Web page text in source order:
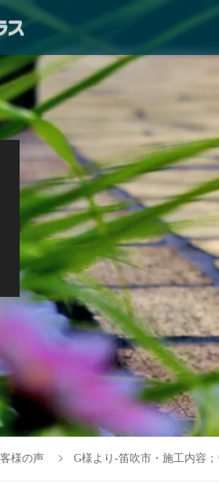
様の声 G様より-笛吹市・施工内容